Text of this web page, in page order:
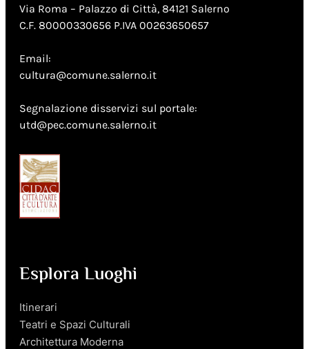
Via Roma – Palazzo di Città, 84121 Salerno
C.F. 80000330656 P.IVA 00263650657
Email:
cultura@comune.salerno.it
Segnalazione disservizi sul portale:
utd@pec.comune.salerno.it
Esplora Luoghi
Itinerari
Teatri e Spazi Culturali
Architettura Moderna